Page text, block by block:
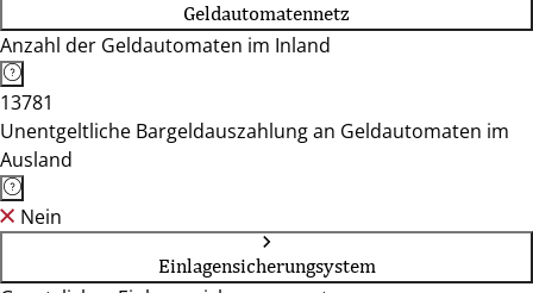
Geldautomatennetz
Anzahl der Geldautomaten im Inland
13781
Unentgeltliche Bargeldauszahlung an Geldautomaten im
Ausland
Nein
Einlagensicherungsystem